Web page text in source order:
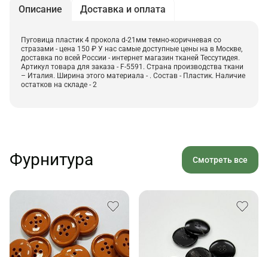
Описание Доставка и оплата
Пуговица пластик 4 прокола d-21мм темно-коричневая со
стразами - цена 150 ₽ У нас самые доступные цены на в Москве,
доставка по всей России - интернет магазин тканей Тессутидея.
Артикул товара для заказа - F-5591. Страна производства ткани
– Италия. Ширина этого материала - . Состав - Пластик. Наличие
остатков на складе - 2
Фурнитура Смотреть все